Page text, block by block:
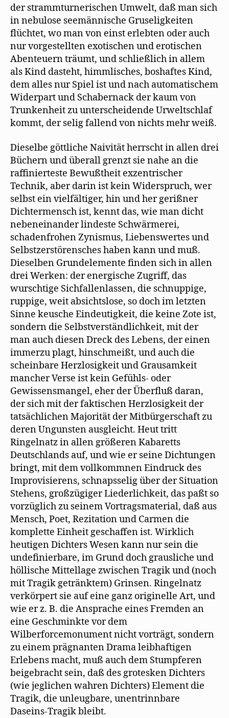
der strammturnerischen Umwelt, daß man sich
in nebulose seemännische Gruseligkeiten
flüchtet, wo man von einst erlebten oder auch
nur vorgestellten exotischen und erotischen
Abenteuern träumt, und schließlich in allem
als Kind dasteht, himmlisches, boshaftes Kind,
dem alles nur Spiel ist und nach automatischem
Widerpart und Schabernack der kaum von
Trunkenheit zu unterscheidende Urweltschlaf
kommt, der selig fallend von nichts mehr weiß.
Dieselbe göttliche Naivität herrscht in allen drei
Büchern und überall grenzt sie nahe an die
raffinierteste Bewußtheit exzentrischer
Technik, aber darin ist kein Widerspruch, wer
selbst ein vielfältiger, hin und her gerißner
Dichtermensch ist, kennt das, wie man dicht
nebeneinander lindeste Schwärmerei,
schadenfrohen Zynismus, Liebenswertes und
Selbstzerstörensches haben kann und muß.
Dieselben Grundelemente finden sich in allen
drei Werken: der energische Zugriff, das
wurschtige Sichfallenlassen, die schnuppige,
ruppige, weit absichtslose, so doch im letzten
Sinne keusche Eindeutigkeit, die keine Zote ist,
sondern die Selbstverständlichkeit, mit der
man auch diesen Dreck des Lebens, der einen
immerzu plagt, hinschmeißt, und auch die
scheinbare Herzlosigkeit und Grausamkeit
mancher Verse ist kein Gefühls- oder
Gewissensmangel, eher der Überfluß daran,
der sich mit der faktischen Herzlosigkeit der
tatsächlichen Majorität der Mitbürgerschaft zu
deren Ungunsten ausgleicht. Heut tritt
Ringelnatz in allen größeren Kabaretts
Deutschlands auf, und wie er seine Dichtungen
bringt, mit dem vollkommnen Eindruck des
Improvisierens, schnapsselig über der Situation
Stehens, großzügiger Liederlichkeit, das paßt so
vorzüglich zu seinem Vortragsmaterial, daß aus
Mensch, Poet, Rezitation und Carmen die
komplette Einheit geschaffen ist. Wirklich
heutigen Dichters Wesen kann nur sein die
undefinierbare, im Grund doch grausliche und
höllische Mittellage zwischen Tragik und (noch
mit Tragik getränktem) Grinsen. Ringelnatz
verkörpert sie auf eine ganz originelle Art, und
wie er z. B. die Ansprache eines Fremden an
eine Geschminkte vor dem
Wilberforcemonument nicht vorträgt, sondern
zu einem prägnanten Drama leibhaftigen
Erlebens macht, muß auch dem Stumpferen
beigebracht sein, daß des grotesken Dichters
(wie jeglichen wahren Dichters) Element die
Tragik, die unleugbare, unentrinnbare
Daseins-Tragik bleibt.